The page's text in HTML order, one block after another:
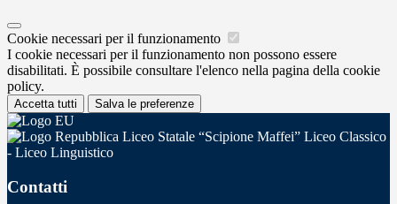
Cookie necessari per il funzionamento
I cookie necessari per il funzionamento non possono essere
disabilitati. È possibile consultare l'elenco nella pagina della cookie
policy.
Accetta tutti Salva le preferenze
Liceo Statale “Scipione Maffei” Liceo Classico
- Liceo Linguistico
Contatti